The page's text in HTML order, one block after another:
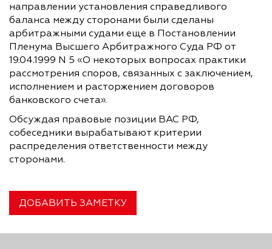
направлении установления справедливого
баланса между сторонами были сделаны
арбитражными судами еще в Постановлении
Пленума Высшего Арбитражного Суда РФ от
19.04.1999 N 5 «О некоторых вопросах практики
рассмотрения споров, связанных с заключением,
исполнением и расторжением договоров
банковского счета».
Обсуждая правовые позиции ВАС РФ,
собеседники вырабатывают критерии
распределения ответственности между
сторонами.
ДОБАВИТЬ ЗАМЕТКУ